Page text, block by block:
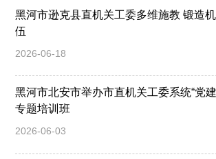
黑河市逊克县直机关工委多维施教 锻造
伍
2026-06-18
黑河市北安市举办市直机关工委系统“党
专题培训班
2026-06-03